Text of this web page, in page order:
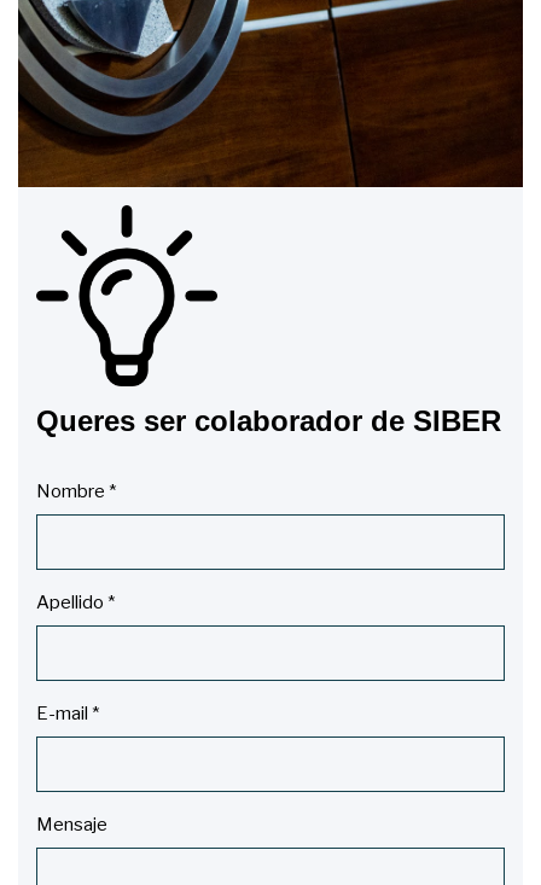
Queres ser colaborador de SIBER
Nombre *
Apellido *
E-mail *
Mensaje